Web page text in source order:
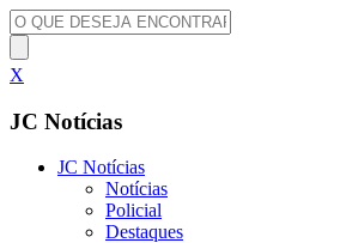
X
JC Notícias
JC Notícias
Notícias
Policial
Destaques